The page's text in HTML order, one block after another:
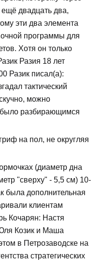
ещё двадцать два,
эти два элемента
программы для
Хотя он только
Разия 18 лет
Разик писал(а):
тактический
можно
было разбирающимся
на пол, не округляя
(диаметр дна
"сверху" - 5,5 см) 10-
была дополнительная
клиентам
Кочарян: Настя
Козик и Маша
в Петрозаводске на
стратегических